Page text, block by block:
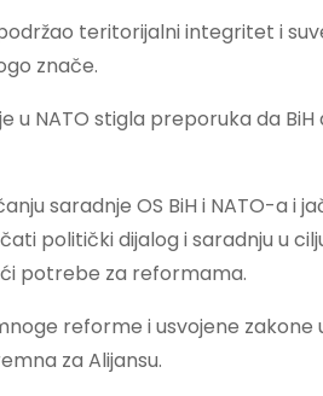
teritorijalni integritet i
znače.
u NATO stigla preporuka da
saradnje OS BiH i NATO-a i
politički dijalog i saradnju u
potrebe za reformama.
reforme i usvojene zakone
za Alijansu.